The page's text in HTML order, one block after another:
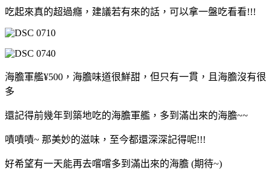
吃起來真的超過癮，建議若有來的話，可以拿一盤吃看看!!!
海膽軍艦¥500，海膽味道很鮮甜，但只有一貫，且海膽沒有很
多
還記得前幾年到築地吃的海膽軍艦，多到滿出來的海膽~~
嘖嘖嘖~ 那美妙的滋味，至今都還深深記得呢!!!
好希望有一天能再去嚐嚐多到滿出來的海膽 (期待~)